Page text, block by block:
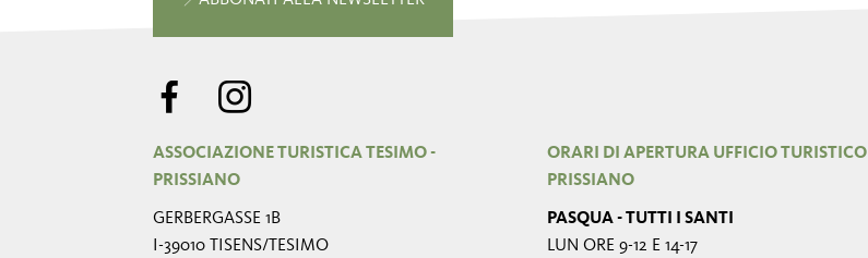
ASSOCIAZIONE TURISTICA TESIMO -
PRISSIANO
GERBERGASSE 1B
I-39010 TISENS/TESIMO
ORARI DI APERTURA UFFICIO TURISTICO
PRISSIANO
PASQUA - TUTTI I SANTI
LUN ORE 9-12 E 14-17